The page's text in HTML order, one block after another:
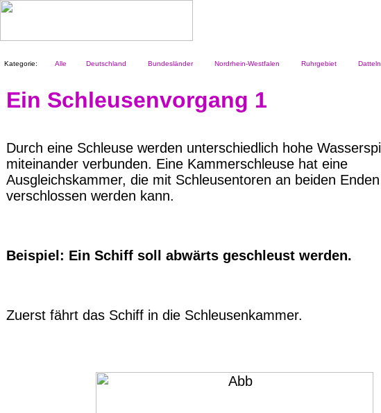
Kategorie: Alle Deutschland Bundesländer Nordrhein-Westfalen Ruhrgebiet
Ein Schleusenvorgang 1
Durch eine Schleuse werden unterschiedlich hohe
miteinander verbunden. Eine Kammerschleuse hat eine
Ausgleichskammer, die mit Schleusentoren an beiden Enden
verschlossen werden kann.
Beispiel: Ein Schiff soll abwärts geschleust werden.
Zuerst fährt das Schiff in die Schleusenkammer.